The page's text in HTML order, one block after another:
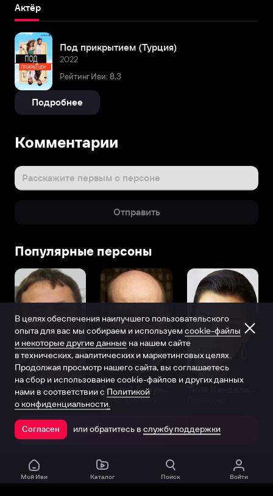
Актёр
Под прикрытием (Турция)
2022
Рейтинг Иви: 8,3
Подробнее
Комментарии
Расскажите первым о персоне
Отправить
Популярные персоны
Виталий Шляппо
Продюсер Актёр дубляжа
Открыть в приложении
Мой Иви Каталог Поиск Войти
В целях обеспечения наилучшего пользовательского
опыта для вас мы собираем и используем cookie-файлы
и некоторые другие данные на нашем сайте
в технических, аналитических и маркетинговых целях.
Продолжая просмотр нашего сайта, вы соглашаетесь
на сбор и использование cookie-файлов и других данных
нами в соответствии с Политикой
о конфиденциальности.
Согласен или обратитесь в службу поддержки